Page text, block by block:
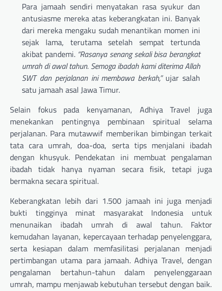
Para jamaah sendiri menyatakan rasa syukur dan
antusiasme mereka atas keberangkatan ini. Banyak
dari mereka mengaku sudah menantikan momen ini
sejak lama, terutama setelah sempat tertunda
akibat pandemi. “Rasanya senang sekali bisa berangkat
umrah di awal tahun. Semoga ibadah kami diterima Allah
SWT dan perjalanan ini membawa berkah,”ujar salah
satu jamaah asal Jawa Timur.
Selain fokus pada kenyamanan, Adhiya Travel juga
menekankan pentingnya pembinaan spiritual selama
perjalanan. Para mutawwif memberikan bimbingan terkait
tata cara umrah, doa-doa, serta tips menjalani ibadah
dengan khusyuk. Pendekatan ini membuat pengalaman
ibadah tidak hanya nyaman secara fisik, tetapi juga
bermakna secara spiritual.
Keberangkatan lebih dari 1.500 jamaah ini juga menjadi
bukti tingginya minat masyarakat Indonesia untuk
menunaikan ibadah umrah di awal tahun. Faktor
kemudahan layanan, kepercayaan terhadap penyelenggara,
serta kesiapan dalam memfasilitasi perjalanan menjadi
pertimbangan utama para jamaah. Adhiya Travel, dengan
pengalaman bertahun-tahun dalam penyelenggaraan
umrah, mampu menjawab kebutuhan tersebut dengan baik.